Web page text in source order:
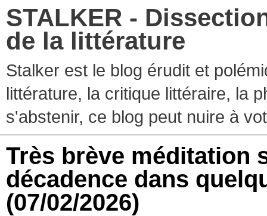
STALKER -
de la littérature
Stalker est le blog érudit et
littérature, la critique littéraire, la
s'abstenir, ce blog peut nuire à
Très brève méditation
décadence dans
(07/02/2026)